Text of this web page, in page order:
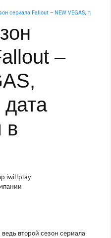
сериала Fallout – NEW VEGAS,
–
в
iwillplay
ведь второй сезон сериала